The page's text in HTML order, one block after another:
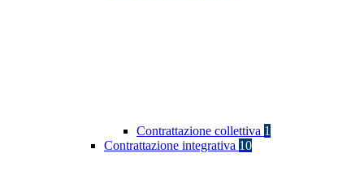
Contrattazione collettiva 1
Contrattazione integrativa 10